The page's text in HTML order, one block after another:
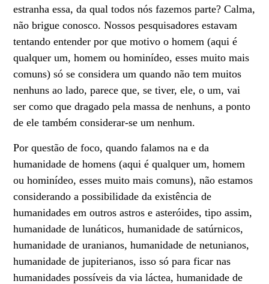
estranha essa, da qual todos nós fazemos parte? Calma,
não brigue conosco. Nossos pesquisadores estavam
tentando entender por que motivo o homem (aqui é
qualquer um, homem ou hominídeo, esses muito mais
comuns) só se considera um quando não tem muitos
nenhuns ao lado, parece que, se tiver, ele, o um, vai
ser como que dragado pela massa de nenhuns, a ponto
de ele também considerar-se um nenhum.
Por questão de foco, quando falamos na e da
humanidade de homens (aqui é qualquer um, homem
ou hominídeo, esses muito mais comuns), não estamos
considerando a possibilidade da existência de
humanidades em outros astros e asteróides, tipo assim,
humanidade de lunáticos, humanidade de satúrnicos,
humanidade de uranianos, humanidade de netunianos,
humanidade de jupiterianos, isso só para ficar nas
humanidades possíveis da via láctea, humanidade de